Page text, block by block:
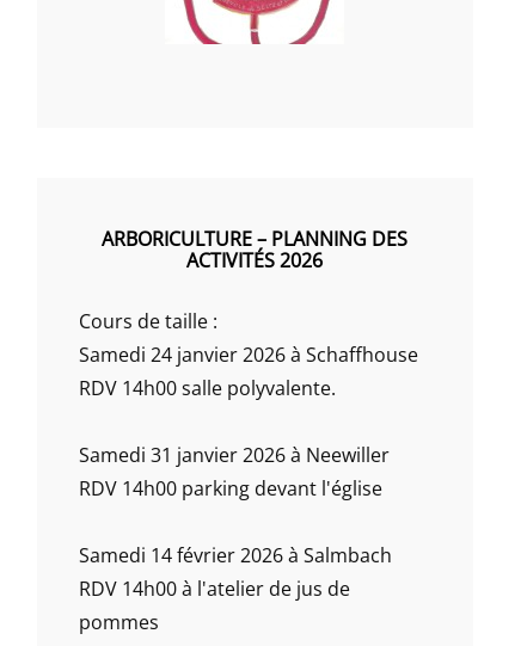
ARBORICULTURE – PLANNING DES
ACTIVITÉS 2026
Cours de taille :
Samedi 24 janvier 2026 à Schaffhouse
RDV 14h00 salle polyvalente.
Samedi 31 janvier 2026 à Neewiller
RDV 14h00 parking devant l'église
Samedi 14 février 2026 à Salmbach
RDV 14h00 à l'atelier de jus de
pommes